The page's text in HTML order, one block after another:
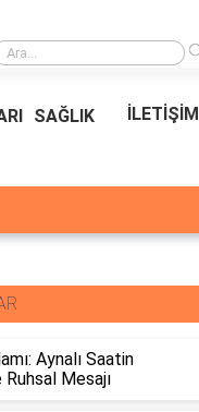
Hizmetleri
SAĞLIK İLETİŞİM
Aynalı Saatin
Mesajı